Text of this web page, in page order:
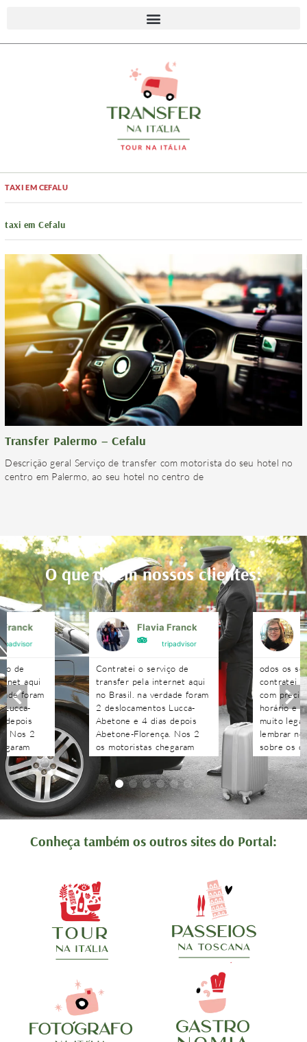
TAXI EM CEFALU
taxi em Cefalu
Transfer Palermo – Cefalu
Descrição geral Serviço de transfer com motorista do seu hotel no
centro em Palermo, ao seu hotel no centro de
O que dizem nossos clientes:
Franck
de
aqui
foram
Lucca-
depois
Nos 2
Flavia Franck
tripadvisor
Contratei o serviço de
transfer pela internet aqui
no Brasil. na verdade foram
2 deslocamentos Lucca-
Abetone e 4 dias depois
Abetone-Florença. Nos 2
os motoristas chegaram
antes do horário
combinado, nos aguardaram
e foram muito atenciosos.
Ótimo trabalho. Podem
contratar sem medo!!!!
odos os
contratei
com
horário e
muito
lembrar
sobre os
agendados
às
recebidas
Conheça também os outros sites do Portal: